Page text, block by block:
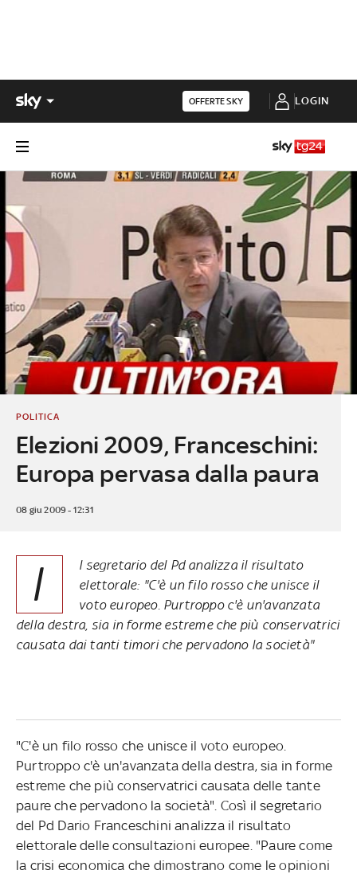
OFFERTE SKY LOGIN
Elezioni 2009, Franceschini:
Europa pervasa dalla paura
POLITICA
08 giu 2009 - 12:31
I
l segretario del Pd analizza il risultato
elettorale: "C'è un filo rosso che unisce il
voto europeo. Purtroppo c'è un'avanzata
della destra, sia in forme estreme che più conservatrici
causata dai tanti timori che pervadono la società"
"C'è un filo rosso che unisce il voto europeo.
Purtroppo c'è un'avanzata della destra, sia in forme
estreme che più conservatrici causata delle tante
paure che pervadono la società". Così il segretario
del Pd Dario Franceschini analizza il risultato
elettorale delle consultazioni europee. "Paure come
la crisi economica che dimostrano come le opinioni